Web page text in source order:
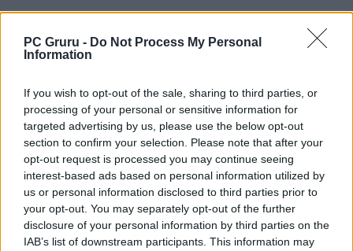
PC Gruru - Do Not Process My Personal
Information
If you wish to opt-out of the sale, sharing to third parties, or
processing of your personal or sensitive information for
targeted advertising by us, please use the below opt-out
section to confirm your selection. Please note that after your
opt-out request is processed you may continue seeing
interest-based ads based on personal information utilized by
us or personal information disclosed to third parties prior to
your opt-out. You may separately opt-out of the further
disclosure of your personal information by third parties on the
IAB’s list of downstream participants. This information may
Borítókép: rockstargames.com
Szerző:TZeus
Dátum:2026.05.08 19:00